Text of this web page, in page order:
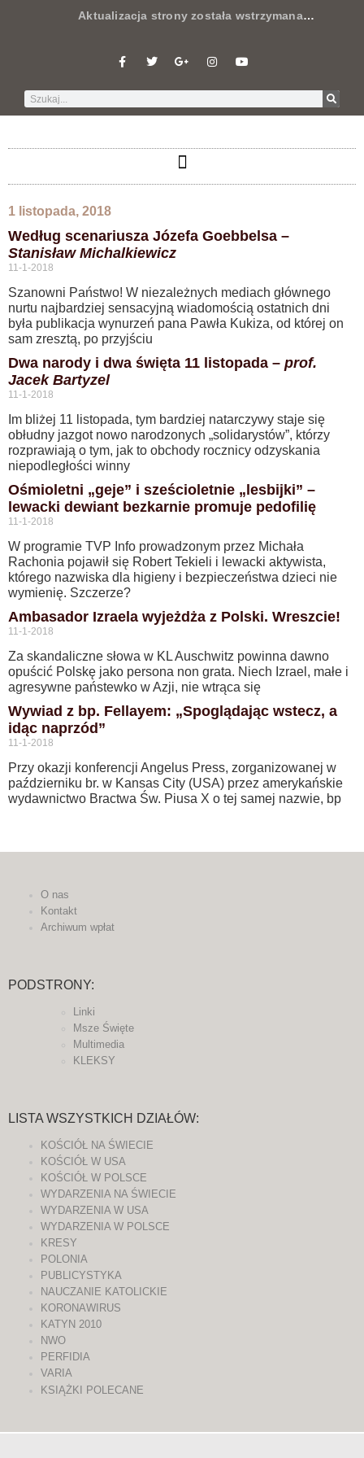
Aktualizacja strony została wstrzymana…
1 listopada, 2018
Według scenariusza Józefa Goebbelsa –
Stanisław Michalkiewicz
11-1-2018
Szanowni Państwo! W niezależnych mediach głównego
nurtu najbardziej sensacyjną wiadomością ostatnich dni
była publikacja wynurzeń pana Pawła Kukiza, od której on
sam zresztą, po przyjściu
Dwa narody i dwa święta 11 listopada – prof.
Jacek Bartyzel
11-1-2018
Im bliżej 11 listopada, tym bardziej natarczywy staje się
obłudny jazgot nowo narodzonych „solidarystów”, którzy
rozprawiają o tym, jak to obchody rocznicy odzyskania
niepodległości winny
Ośmioletni „geje” i sześcioletnie „lesbijki” –
lewacki dewiant bezkarnie promuje pedofilię
11-1-2018
W programie TVP Info prowadzonym przez Michała
Rachonia pojawił się Robert Tekieli i lewacki aktywista,
którego nazwiska dla higieny i bezpieczeństwa dzieci nie
wymienię. Szczerze?
Ambasador Izraela wyjeżdża z Polski. Wreszcie!
11-1-2018
Za skandaliczne słowa w KL Auschwitz powinna dawno
opuścić Polskę jako persona non grata. Niech Izrael, małe i
agresywne państewko w Azji, nie wtrąca się
Wywiad z bp. Fellayem: „Spoglądając wstecz, a
idąc naprzód”
11-1-2018
Przy okazji konferencji Angelus Press, zorganizowanej w
październiku br. w Kansas City (USA) przez amerykańskie
wydawnictwo Bractwa Św. Piusa X o tej samej nazwie, bp
O nas
Kontakt
Archiwum wpłat
PODSTRONY:
Linki
Msze Święte
Multimedia
KLEKSY
LISTA WSZYSTKICH DZIAŁÓW:
KOŚCIÓŁ NA ŚWIECIE
KOŚCIÓŁ W USA
KOŚCIÓŁ W POLSCE
WYDARZENIA NA ŚWIECIE
WYDARZENIA W USA
WYDARZENIA W POLSCE
KRESY
POLONIA
PUBLICYSTYKA
NAUCZANIE KATOLICKIE
KORONAWIRUS
KATYN 2010
NWO
PERFIDIA
VARIA
KSIĄŻKI POLECANE